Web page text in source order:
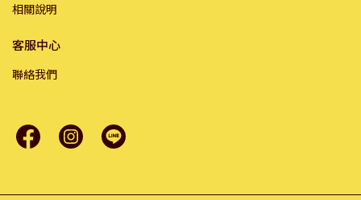
相關說明
客服中心
聯絡我們